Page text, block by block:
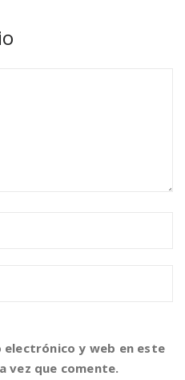
electrónico y web en este
vez que comente.